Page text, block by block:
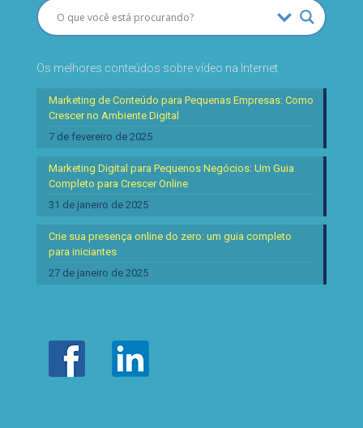
Os melhores conteúdos sobre vídeo na Internet
Marketing de Conteúdo para Pequenas Empresas: Como
Crescer no Ambiente Digital
7 de fevereiro de 2025
Marketing Digital para Pequenos Negócios: Um Guia
Completo para Crescer Online
31 de janeiro de 2025
Crie sua presença online do zero: um guia completo
para iniciantes
27 de janeiro de 2025